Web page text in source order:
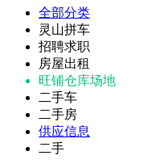
全部分类
灵山拼车
招聘求职
房屋出租
旺铺仓库场地
二手车
二手房
供应信息
二手